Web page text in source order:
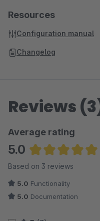
Resources
Configuration manual
Changelog
Reviews
Average rating
5.0
Average rating of 5
Based on 3 reviews
5.0 Functionality
5.0 Documentation